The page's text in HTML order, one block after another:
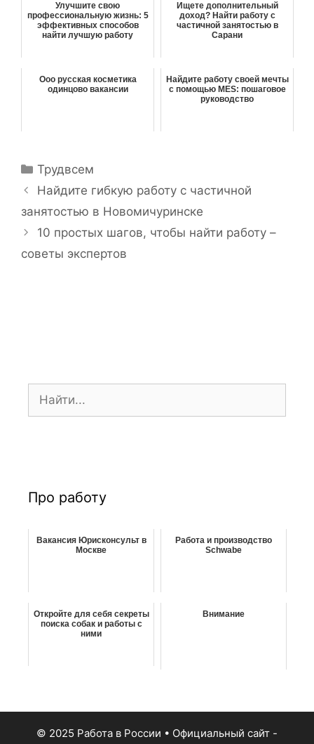
Улучшите свою
профессиональную жизнь: 5
эффективных способов
найти лучшую работу
Ищете дополнительный
доход? Найти работу с
частичной занятостью в
Сарани
Ооо русская косметика
одинцово вакансии
Найдите работу своей мечты
с помощью MES: пошаговое
руководство
Р
у
р
и
к
Трудвсем
Н
а
г
Найдите гибкую работу с частичной
занятостью в Новомичуринске
10 простых шагов, чтобы найти работу –
советы экспертов
Про работу
Вакансия Юрисконсульт в
Москве
Работа и производство
Schwabe
Откройте для себя секреты
поиска собак и работы с
ними
Внимание
© 2025 Работа в России • Официальный сайт -